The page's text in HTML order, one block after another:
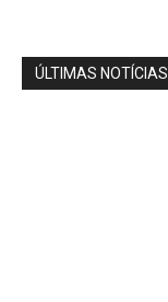
ÚLTIMAS NOTÍCIAS